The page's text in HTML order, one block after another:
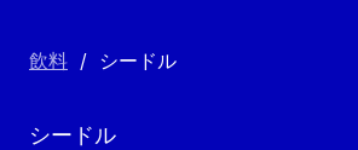
飲料 / シードル
シードル